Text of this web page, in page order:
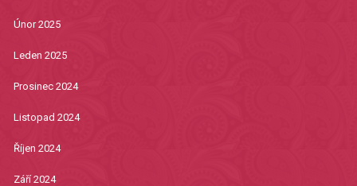
Únor 2025
Leden 2025
Prosinec 2024
Listopad 2024
Říjen 2024
Září 2024